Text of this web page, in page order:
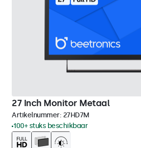
27 Inch Monitor Metaal
Artikelnummer: 27HD7M
100+ stuks beschikbaar